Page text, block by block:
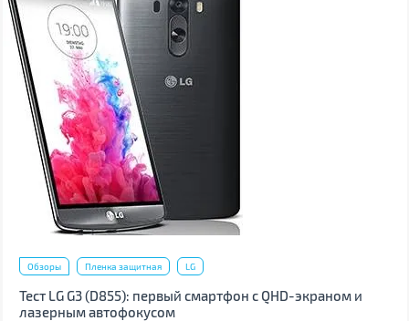
Обзоры Пленка защитная LG
Тест LG G3 (D855): первый смартфон с QHD-экраном и
лазерным автофокусом